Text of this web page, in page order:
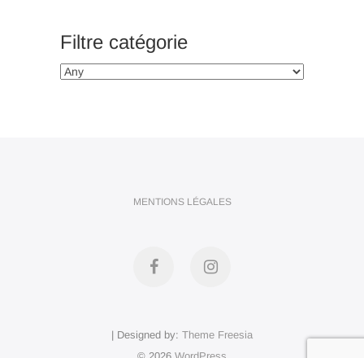
Filtre catégorie
MENTIONS LÉGALES
FacebookInstagram
| Designed by: Theme Freesia